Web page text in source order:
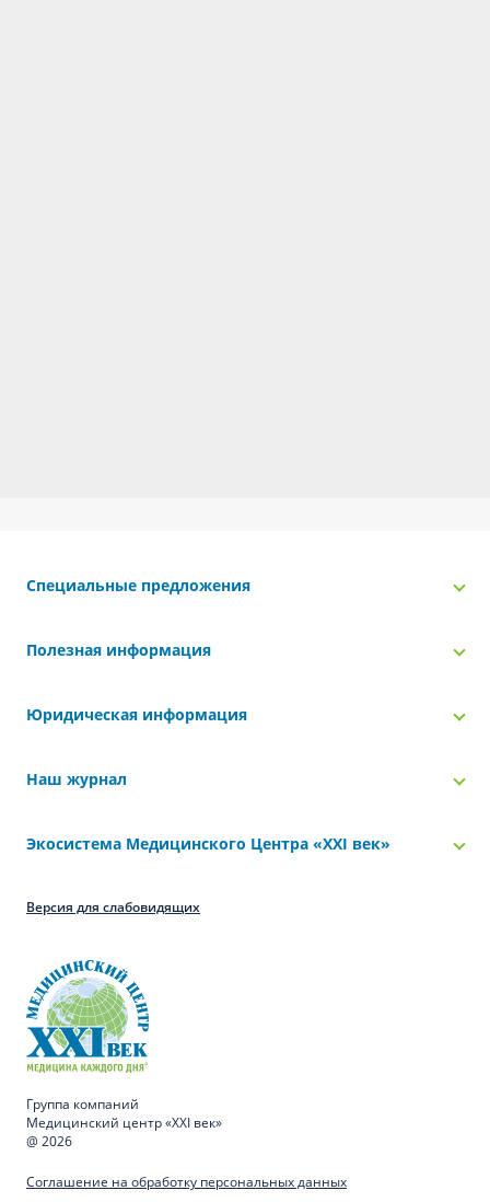
Специальные предложения
Полезная информация
Юридическая информация
Наш журнал
Экосистема Медицинского Центра «‎XXI век»
Версия для слабовидящих
Группа компаний
Медицинский центр «XXI век»
@ 2026
Соглашение на обработку персональных данных